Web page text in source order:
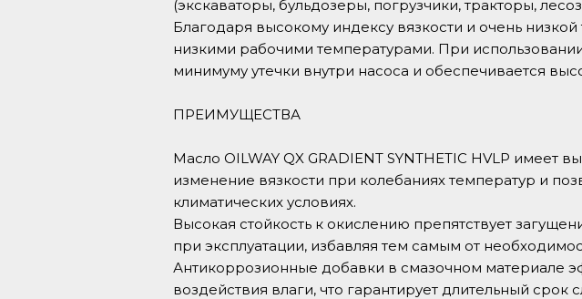
(экскаваторы, бульдозеры, погрузчики, тракторы,
Благодаря высокому индексу вязкости и очень
низкими рабочими температурами. При использовании
минимуму утечки внутри насоса и обеспечивается
ПРЕИМУЩЕСТВА
Масло OILWAY QX GRADIENT SYNTHETIC HVLP имеет
изменение вязкости при колебаниях температур и
климатических условиях.
Высокая стойкость к окислению препятствует
при эксплуатации, избавляя тем самым от
Антикоррозионные добавки в смазочном материале
воздействия влаги, что гарантирует длительный